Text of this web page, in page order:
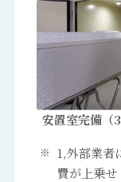
安置室完備（3
1,外部業者
費が上乗せ